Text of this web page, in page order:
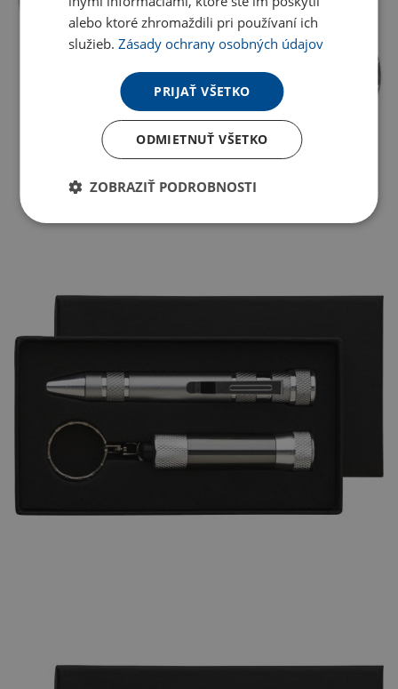
alebo ktoré zhromaždili pri používaní ich
služieb.Zásady ochrany osobných údajov
PRIJAŤ VŠETKO
ODMIETNUŤ VŠETKO
ZOBRAZIŤ PODROBNOSTI